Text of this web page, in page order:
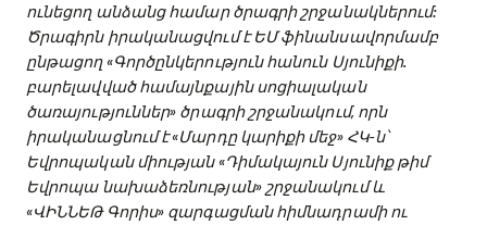
ունեցող անձանց համար ծրագրի շրջանակներում:
Ծրագիրն իրականացվում է ԵՄ ֆինանսավորմամբ
ընթացող «Գործընկերություն հանուն Սյունիքի.
բարելավված համայնքային սոցիալական
ծառայություններ» ծրագրի շրջանակում, որն
իրականացնում է «Մարդը կարիքի մեջ» ՀԿ-ն՝
Եվրոպական միության «Դիմակայուն Սյունիք թիմ
Եվրոպա նախաձեռնության» շրջանակում և
«ՎԻՆՆԵԹ Գորիս» զարգացման հիմնադրամի ու